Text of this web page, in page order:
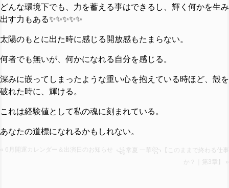
どんな環境下でも、力を蓄える事はできるし、輝く何かを生み
出す力もある✨✨✨✨✨
太陽のもとに出た時に感じる開放感もたまらない。
何者でも無いが、何かになれる自分を感じる。
深みに嵌ってしまったような重い心を抱えている時ほど、殻を
破れた時に、輝ける。
これは経験値として私の魂に刻まれている。
あなたの道標になれるかもしれない。
« 6月開運カレンダー＆出演日のお知らせ
꧁常夏 一華꧂【このままで終わる仕事
か？｜第3章】 »